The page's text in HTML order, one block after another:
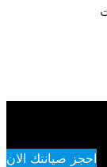
احجز صيانتك الان